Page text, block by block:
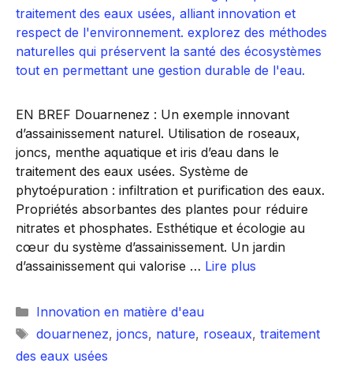
EN BREF Douarnenez : Un exemple innovant
d’assainissement naturel. Utilisation de roseaux,
joncs, menthe aquatique et iris d’eau dans le
traitement des eaux usées. Système de
phytoépuration : infiltration et purification des eaux.
Propriétés absorbantes des plantes pour réduire
nitrates et phosphates. Esthétique et écologie au
cœur du système d’assainissement. Un jardin
d’assainissement qui valorise … Lire plus
Catégories
Innovation en matière d'eau
Étiquettes
douarnenez, joncs, nature, roseaux, traitement
des eaux usées